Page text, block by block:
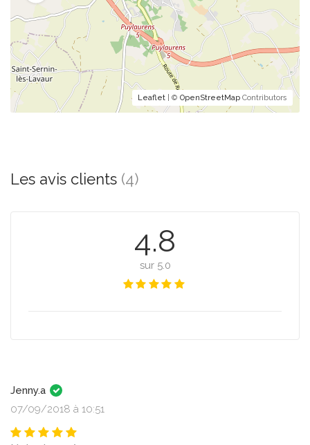
Leaflet | © OpenStreetMap Contributors
Les avis clients (4)
4.8
sur 5.0
Jenny.a
07/09/2018 à 10:51